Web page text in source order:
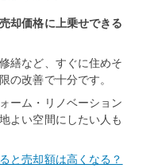
却価格に上乗せできる
繕など、すぐに住めそ
の改善で十分です。
ーム・リノベーション
よい空間にしたい人も
と売却額は高くなる？